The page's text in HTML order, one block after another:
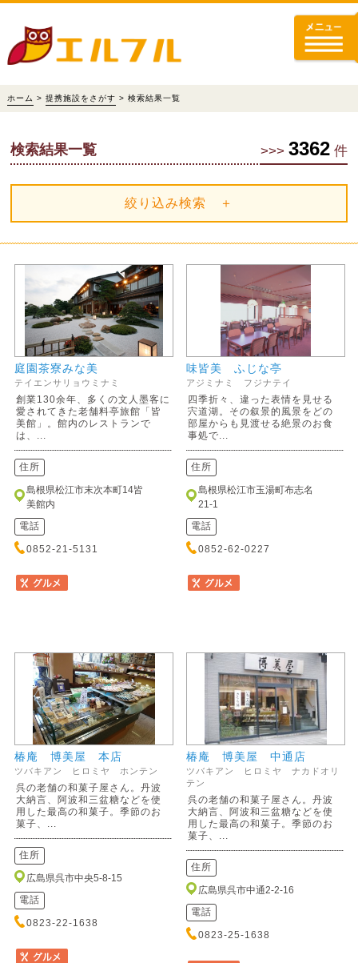
ホーム > 提携施設をさがす > 検索結果一覧
>>> 3362 件
検索結果一覧
絞り込み検索 ＋
庭園茶寮みな美
テイエンサリョウミナミ
創業130余年、多くの文人墨客に
愛されてきた老舗料亭旅館「皆
美館」。館内のレストランで
は、...
住所
島根県松江市末次本町14皆
美館内
電話
0852-21-5131
味皆美 ふじな亭
アジミナミ フジナテイ
四季折々、違った表情を見せる
宍道湖。その叙景的風景をどの
部屋からも見渡せる絶景のお食
事処で...
住所
島根県松江市玉湯町布志名
21-1
電話
0852-62-0227
椿庵 博美屋 本店
ツバキアン ヒロミヤ ホンテン
呉の老舗の和菓子屋さん。丹波
大納言、阿波和三盆糖などを使
用した最高の和菓子。季節のお
菓子、...
住所
広島県呉市中央5-8-15
電話
0823-22-1638
椿庵 博美屋 中通店
ツバキアン ヒロミヤ ナカドオリ
テン
呉の老舗の和菓子屋さん。丹波
大納言、阿波和三盆糖などを使
用した最高の和菓子。季節のお
菓子、...
住所
広島県呉市中通2-2-16
電話
0823-25-1638